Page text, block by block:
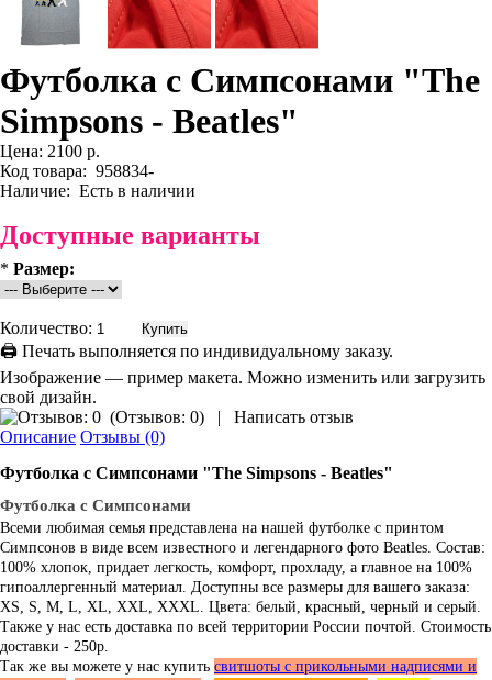
Футболка с Симпсонами "The
Simpsons - Beatles"
Цена: 2100 р.
Код товара: 958834-
Наличие: Есть в наличии
Доступные варианты
* Размер:
Количество:
🖨 Печать выполняется по индивидуальному заказу.
Изображение — пример макета. Можно изменить или загрузить
свой дизайн.
(Отзывов: 0) |
Написать отзыв
Описание Отзывы (0)
Футболка с Симпсонами "The Simpsons - Beatles"
Футболка с Симпсонами
Всеми любимая семья представлена на нашей футболке с принтом
Симпсонов в виде всем известного и легендарного фото Beatles. Состав:
100% хлопок, придает легкость, комфорт, прохладу, а главное на 100%
гипоаллергенный материал. Доступны все размеры для вашего заказа:
XS, S, M, L, XL, XXL, XXXL. Цвета: белый, красный, черный и серый.
Также у нас есть доставка по всей территории России почтой. Стоимость
доставки - 250р.
Так же вы можете у нас купить свитшоты с прикольными надписями и